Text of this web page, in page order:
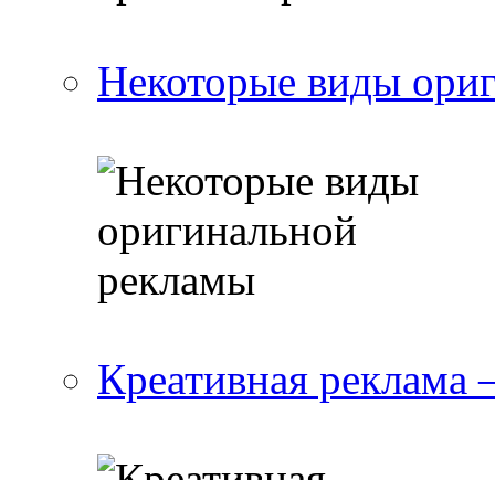
Некоторые виды
Креативная реклама